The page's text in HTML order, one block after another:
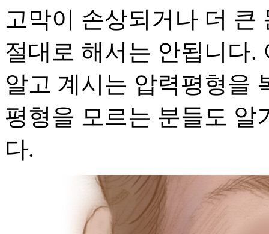
고막이 손상되거나 더 큰
절대로 해서는 안됩니다.
알고 계시는 압력평형을
평형을 모르는 분들도 알
다.